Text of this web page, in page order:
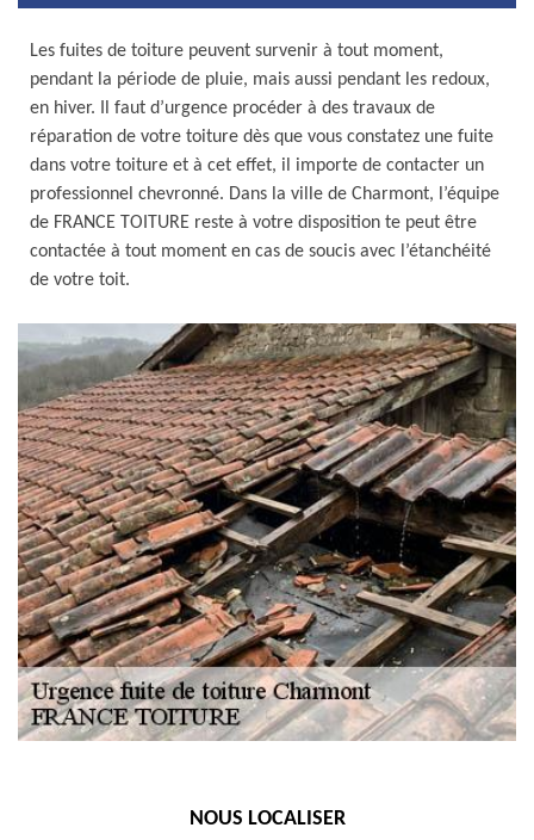
Les fuites de toiture peuvent survenir à tout moment,
pendant la période de pluie, mais aussi pendant les redoux,
en hiver. Il faut d’urgence procéder à des travaux de
réparation de votre toiture dès que vous constatez une fuite
dans votre toiture et à cet effet, il importe de contacter un
professionnel chevronné. Dans la ville de Charmont, l’équipe
de FRANCE TOITURE reste à votre disposition te peut être
contactée à tout moment en cas de soucis avec l’étanchéité
de votre toit.
NOUS LOCALISER